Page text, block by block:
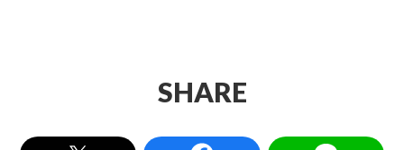
SHARE